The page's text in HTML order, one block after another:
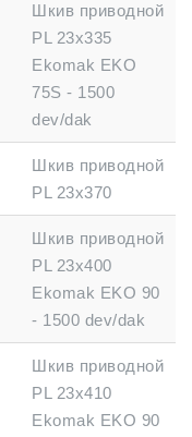
Шкив приводной
PL 23x335
Ekomak EKO
75S - 1500
dev/dak
Шкив приводной
PL 23x370
Шкив приводной
PL 23x400
Ekomak EKO 90
- 1500 dev/dak
Шкив приводной
PL 23x410
Ekomak EKO 90